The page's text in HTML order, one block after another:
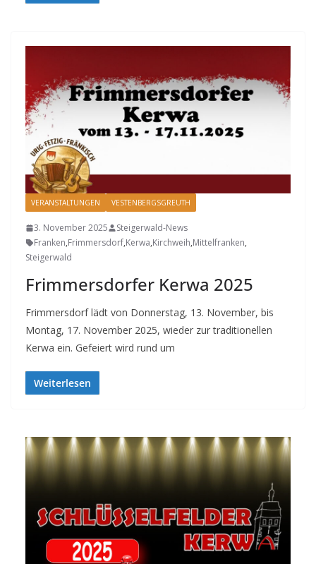
VERANSTALTUNGEN VESTENBERGSGREUTH
3. November 2025
Steigerwald-News
Franken,Frimmersdorf,Kerwa,Kirchweih,Mittelfranken,
Steigerwald
Frimmersdorfer Kerwa 2025
Frimmersdorf lädt von Donnerstag, 13. November, bis
Montag, 17. November 2025, wieder zur traditionellen
Kerwa ein. Gefeiert wird rund um
Weiterlesen